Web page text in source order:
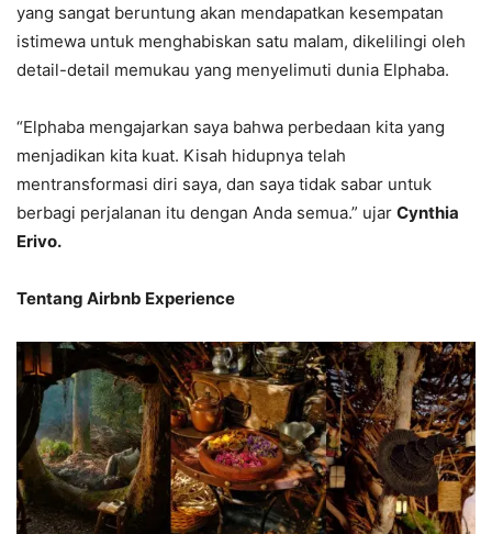
yang sangat beruntung akan mendapatkan kesempatan
istimewa untuk menghabiskan satu malam, dikelilingi oleh
detail-detail memukau yang menyelimuti dunia Elphaba.
“Elphaba mengajarkan saya bahwa perbedaan kita yang
menjadikan kita kuat. Kisah hidupnya telah
mentransformasi diri saya, dan saya tidak sabar untuk
berbagi perjalanan itu dengan Anda semua.” ujar Cynthia
Erivo.
Tentang Airbnb Experience